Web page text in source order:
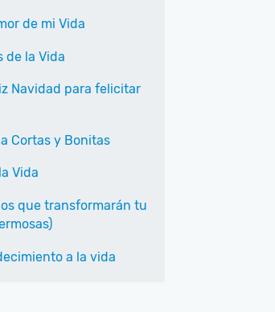
de mi Vida
de la Vida
Navidad para felicitar
Cortas y Bonitas
Vida
que transformarán tu
a la vida